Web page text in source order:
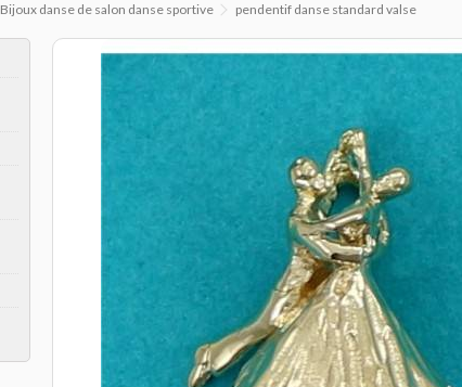
Bijoux danse de salon danse sportive pendentif danse standard valse